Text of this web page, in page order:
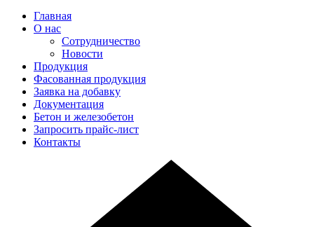
Главная
О нас
Сотрудничество
Новости
Продукция
Фасованная продукция
Заявка на добавку
Документация
Бетон и железобетон
Запросить прайс-лист
Контакты